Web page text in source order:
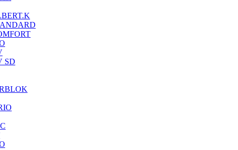
SD